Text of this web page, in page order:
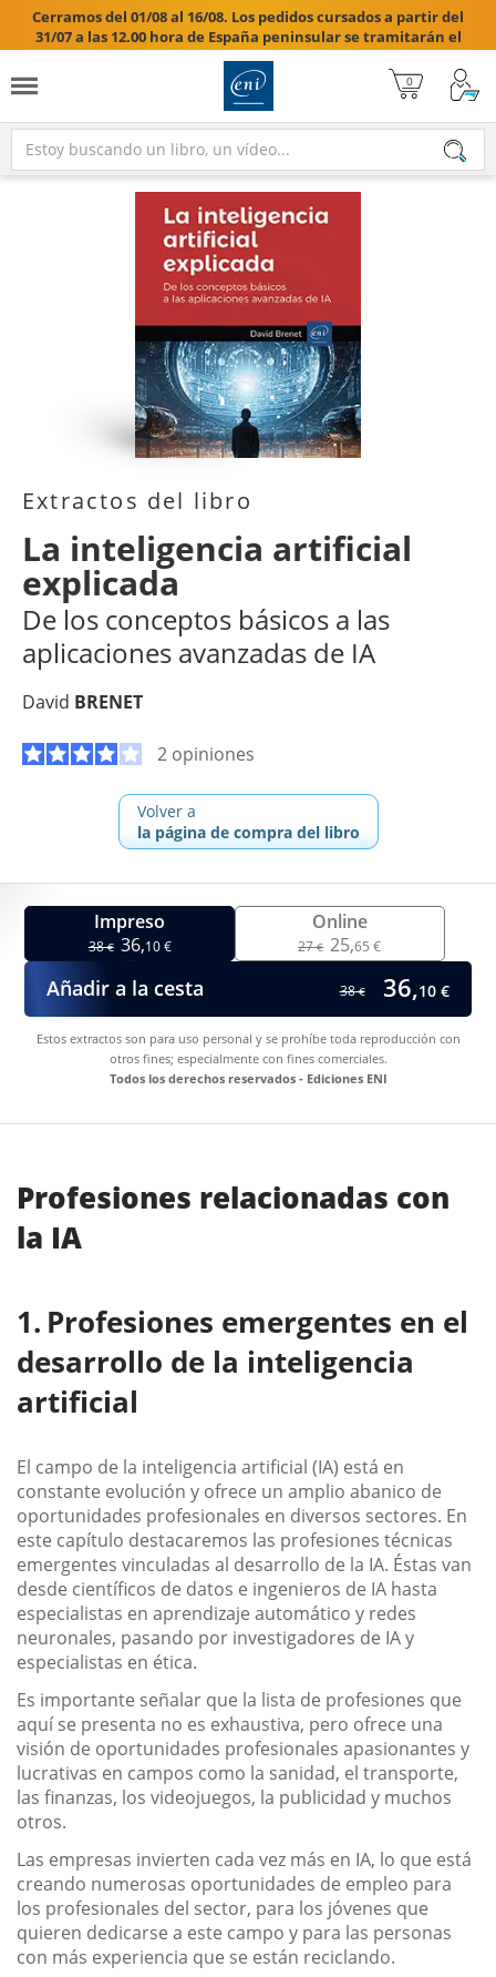
Cerramos del 01/08 al 16/08. Los pedidos cursados a partir del
31/07 a las 12.00 hora de España peninsular se tramitarán el
17/08/2026.

Extractos del libro
La inteligencia artificial
explicada
De los conceptos básicos a las
aplicaciones avanzadas de IA
David BRENET
2 opiniones
Volver a
la página de compra del libro
Impreso
38€ 36,10 €
Online
27€ 25,65 €
Añadir a la cesta 38€ 36,10 €
Estos extractos son para uso personal y se prohíbe toda reproducción con
otros fines; especialmente con fines comerciales.
Todos los derechos reservados - Ediciones ENI
Profesiones relacionadas con
la IA
Profesiones emergentes en el
desarrollo de la inteligencia
artificial
El campo de la inteligencia artificial (IA) está en
constante evolución y ofrece un amplio abanico de
oportunidades profesionales en diversos sectores. En
este capítulo destacaremos las profesiones técnicas
emergentes vinculadas al desarrollo de la IA. Éstas van
desde científicos de datos e ingenieros de IA hasta
especialistas en aprendizaje automático y redes
neuronales, pasando por investigadores de IA y
especialistas en ética.
Es importante señalar que la lista de profesiones que
aquí se presenta no es exhaustiva, pero ofrece una
visión de oportunidades profesionales apasionantes y
lucrativas en campos como la sanidad, el transporte,
las finanzas, los videojuegos, la publicidad y muchos
otros.
Las empresas invierten cada vez más en IA, lo que está
creando numerosas oportunidades de empleo para
los profesionales del sector, para los jóvenes que
quieren dedicarse a este campo y para las personas
con más experiencia que se están reciclando.